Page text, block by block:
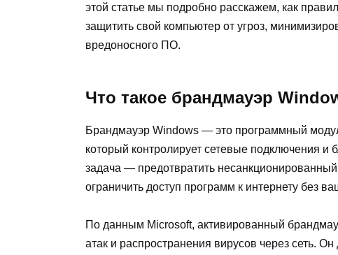
этой статье мы подробно расскажем, как
защитить свой компьютер от угроз,
вредоносного ПО.
Что такое брандмауэр
Брандмауэр Windows — это программный
который контролирует сетевые подключения и
задача — предотвратить
ограничить доступ программ к интернету без
По данным Microsoft, активированный
атак и распространения вирусов через сеть.